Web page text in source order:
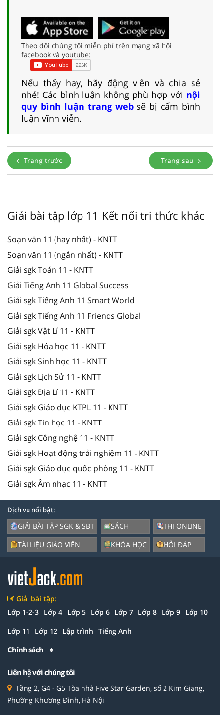
Theo dõi chúng tôi miễn phí trên mạng xã hội
facebook và youtube:
Nếu thấy hay, hãy động viên và chia sẻ
nhé! Các bình luận không phù hợp với nội
quy bình luận trang websẽ bị cấm bình
luận vĩnh viễn.
Trang trước Trang sau
Giải bài tập lớp 11 Kết nối tri thức khác
Soạn văn 11 (hay nhất) - KNTT
Soạn văn 11 (ngắn nhất) - KNTT
Giải sgk Toán 11 - KNTT
Giải Tiếng Anh 11 Global Success
Giải sgk Tiếng Anh 11 Smart World
Giải sgk Tiếng Anh 11 Friends Global
Giải sgk Vật Lí 11 - KNTT
Giải sgk Hóa học 11 - KNTT
Giải sgk Sinh học 11 - KNTT
Giải sgk Lịch Sử 11 - KNTT
Giải sgk Địa Lí 11 - KNTT
Giải sgk Giáo dục KTPL 11 - KNTT
Giải sgk Tin học 11 - KNTT
Giải sgk Công nghệ 11 - KNTT
Giải sgk Hoạt động trải nghiệm 11 - KNTT
Giải sgk Giáo dục quốc phòng 11 - KNTT
Giải sgk Âm nhạc 11 - KNTT
Dịch vụ nổi bật:
GIẢI BÀI TẬP SGK & SBT
TÀI LIỆU GIÁO VIÊN
SÁCH
KHÓA HỌC
THI ONLINE
HỎI ĐÁP
Giải bài tập:
Lớp 1-2-3 Lớp 4 Lớp 5 Lớp 6 Lớp 7 Lớp 8 Lớp 9 Lớp 10
Lớp 11 Lớp 12 Lập trình Tiếng Anh
Chính sách
Liên hệ với chúng tôi
Tầng 2, G4 - G5 Tòa nhà Five Star Garden, số 2 Kim Giang,
Phường Khương Đình, Hà Nội